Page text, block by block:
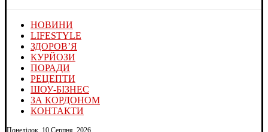
НОВИНИ
LIFESTYLE
ЗДОРОВ’Я
КУРЙОЗИ
ПОРАДИ
РЕЦЕПТИ
ШОУ-БІЗНЕС
ЗА КОРДОНОМ
КОНТАКТИ
Понеділок, 10 Серпня, 2026